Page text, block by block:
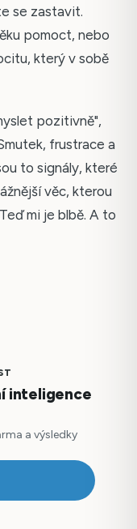
se zastavit.
pomoct, nebo
který v sobě
pozitivně",
frustrace a
to signály, které
věc, kterou
mi je blbě. A to
inteligence
a výsledky